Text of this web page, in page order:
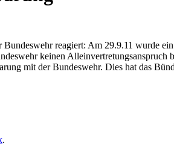
reagiert: Am 29.9.11 wurde
keinen
mit der Bundeswehr. Dies hat das
.